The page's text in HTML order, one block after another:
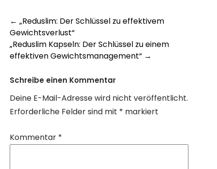
Post
navigation
← „Reduslim: Der Schlüssel zu effektivem
Gewichtsverlust“
„Reduslim Kapseln: Der Schlüssel zu einem
effektiven Gewichtsmanagement“ →
Schreibe einen Kommentar
Deine E-Mail-Adresse wird nicht veröffentlicht.
Erforderliche Felder sind mit * markiert
Kommentar *